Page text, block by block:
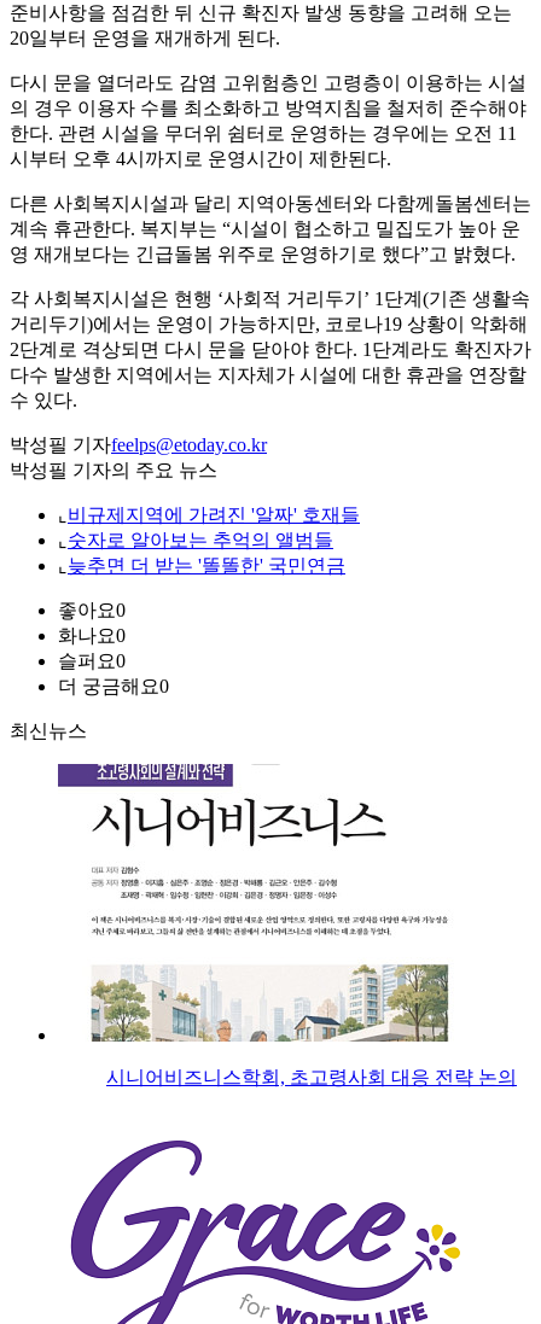
준비사항을 점검한 뒤 신규 확진자 발생 동향을 고려해 오는
20일부터 운영을 재개하게 된다.
다시 문을 열더라도 감염 고위험층인 고령층이 이용하는 시설
의 경우 이용자 수를 최소화하고 방역지침을 철저히 준수해야
한다. 관련 시설을 무더위 쉼터로 운영하는 경우에는 오전 11
시부터 오후 4시까지로 운영시간이 제한된다.
다른 사회복지시설과 달리 지역아동센터와 다함께돌봄센터는
계속 휴관한다. 복지부는 “시설이 협소하고 밀집도가 높아 운
영 재개보다는 긴급돌봄 위주로 운영하기로 했다”고 밝혔다.
각 사회복지시설은 현행 ‘사회적 거리두기’ 1단계(기존 생활속
거리두기)에서는 운영이 가능하지만, 코로나19 상황이 악화해
2단계로 격상되면 다시 문을 닫아야 한다. 1단계라도 확진자가
다수 발생한 지역에서는 지자체가 시설에 대한 휴관을 연장할
수 있다.
박성필 기자feelps@etoday.co.kr
박성필 기자의 주요 뉴스
⌞ 비규제지역에 가려진 '알짜' 호재들
⌞ 숫자로 알아보는 추억의 앨범들
⌞ 늦추면 더 받는 '똘똘한' 국민연금
좋아요0
화나요0
슬퍼요0
더 궁금해요0
최신뉴스
시니어비즈니스학회, 초고령사회 대응 전략 논의